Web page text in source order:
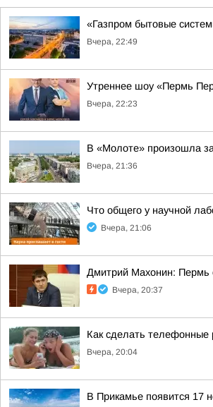
«Газпром бытовые
Вчера, 22:49
Утреннее шоу «Пермь
Вчера, 22:23
В «Молоте» произошла
Вчера, 21:36
Что общего у научной
Вчера, 21:06
Дмитрий Махонин: Пермь
Вчера, 20:37
Как сделать телефонные
Вчера, 20:04
В Прикамье появится 17